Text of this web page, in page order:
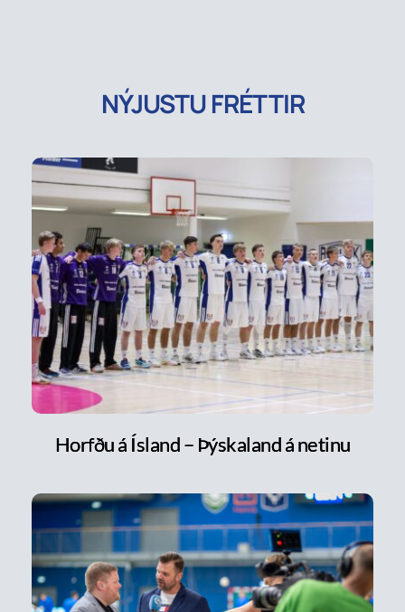
NÝJUSTU FRÉTTIR
Horfðu á Ísland – Þýskaland á netinu